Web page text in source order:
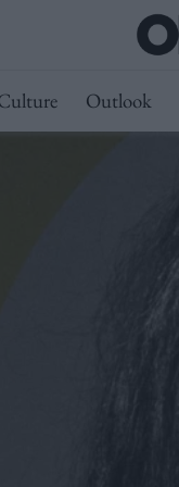
Outlook